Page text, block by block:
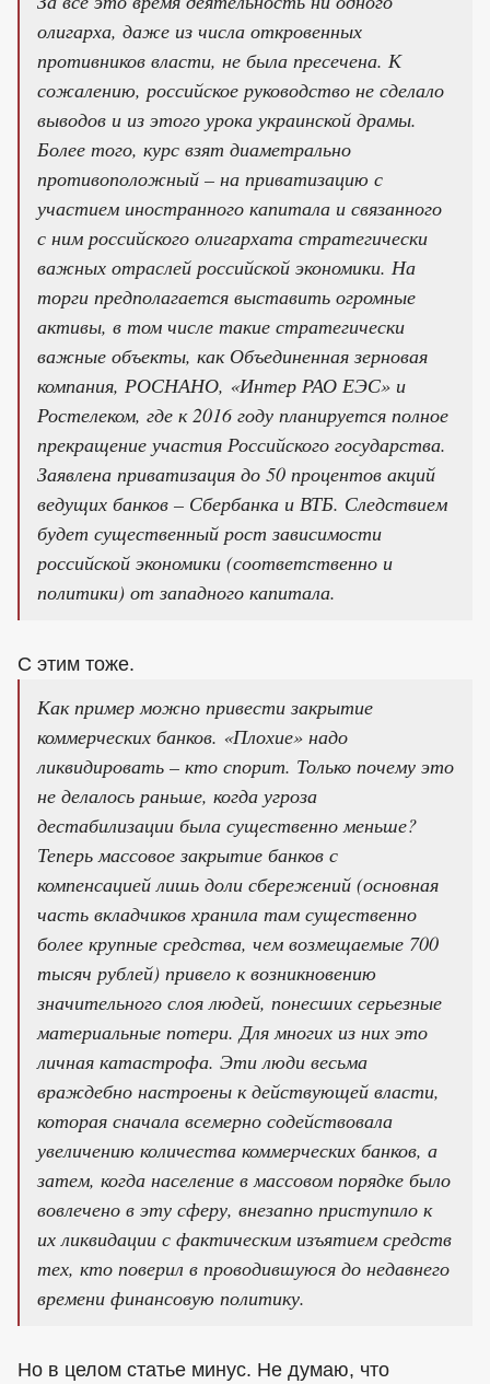
олигарха, даже из числа откровенных
противников власти, не была пресечена. К
сожалению, российское руководство не сделало
выводов и из этого урока украинской драмы.
Более того, курс взят диаметрально
противоположный – на приватизацию с
участием иностранного капитала и связанного
с ним российского олигархата стратегически
важных отраслей российской экономики. На
торги предполагается выставить огромные
активы, в том числе такие стратегически
важные объекты, как Объединенная зерновая
компания, РОСНАНО, «Интер РАО ЕЭС» и
Ростелеком, где к 2016 году планируется полное
прекращение участия Российского государства.
Заявлена приватизация до 50 процентов акций
ведущих банков – Сбербанка и ВТБ. Следствием
будет существенный рост зависимости
российской экономики (соответственно и
политики) от западного капитала.
С этим тоже.
Как пример можно привести закрытие
коммерческих банков. «Плохие» надо
ликвидировать – кто спорит. Только почему это
не делалось раньше, когда угроза
дестабилизации была существенно меньше?
Теперь массовое закрытие банков с
компенсацией лишь доли сбережений (основная
часть вкладчиков хранила там существенно
более крупные средства, чем возмещаемые 700
тысяч рублей) привело к возникновению
значительного слоя людей, понесших серьезные
материальные потери. Для многих из них это
личная катастрофа. Эти люди весьма
враждебно настроены к действующей власти,
которая сначала всемерно содействовала
увеличению количества коммерческих банков, а
затем, когда население в массовом порядке было
вовлечено в эту сферу, внезапно приступило к
их ликвидации с фактическим изъятием средств
тех, кто поверил в проводившуюся до недавнего
времени финансовую политику.
Но в целом статье минус. Не думаю, что